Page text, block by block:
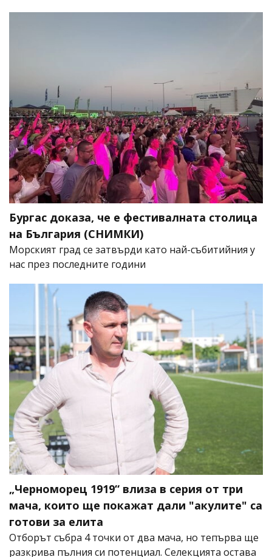
Бургас доказа, че е фестивалната столица
на България (СНИМКИ)
Морският град се затвърди като най-събитийния у
нас през последните години
„Черноморец 1919“ влиза в серия от три
мача, които ще покажат дали "акулите" са
готови за елита
Отборът събра 4 точки от два мача, но тепърва ще
разкрива пълния си потенциал. Селекцията остава